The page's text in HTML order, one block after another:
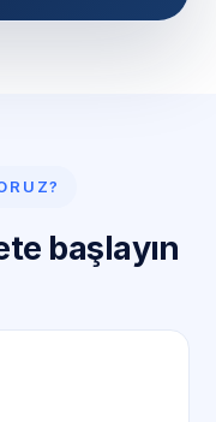
başlayın